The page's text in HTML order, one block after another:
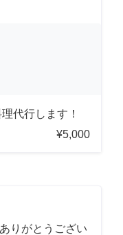
代行します！
¥5,000
りがとうござい